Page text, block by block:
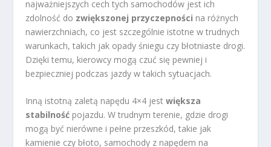
najważniejszych cech tych samochodów jest ich
zdolność do zwiększonej przyczepności na różnych
nawierzchniach, co jest szczególnie istotne w trudnych
warunkach, takich jak opady śniegu czy błotniaste drogi.
Dzięki temu, kierowcy mogą czuć się pewniej i
bezpieczniej podczas jazdy w takich sytuacjach.
Inną istotną zaletą napędu 4×4 jestwiększa
stabilność pojazdu. W trudnym terenie, gdzie drogi
mogą być nierówne i pełne przeszkód, takie jak
kamienie czy błoto, samochody z napędem na